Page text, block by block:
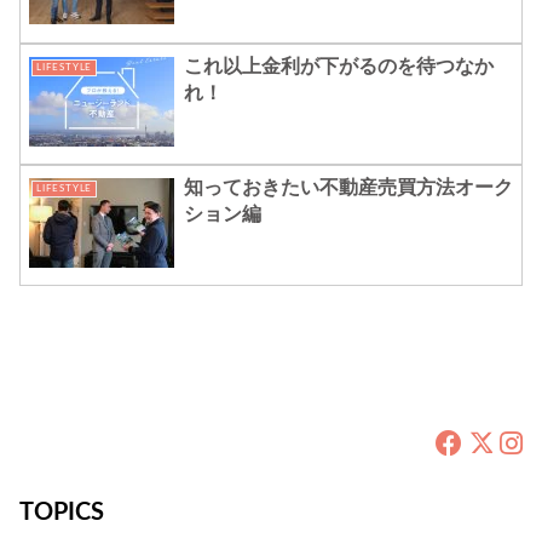
LIFESTYLE
これ以上金利が下がるのを待つなか
れ！
LIFESTYLE
知っておきたい不動産売買方法オーク
ション編
TOPICS